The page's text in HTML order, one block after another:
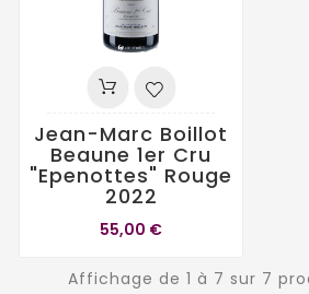
Jean-Marc Boillot
Beaune 1er Cru
"Epenottes" Rouge
2022
55,00 €
Affichage de 1 à 7 sur 7